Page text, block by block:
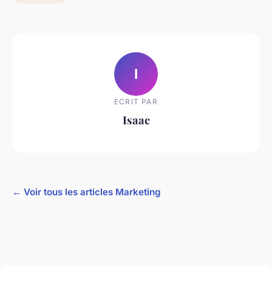
I
ECRIT PAR
Isaac
← Voir tous les articles Marketing